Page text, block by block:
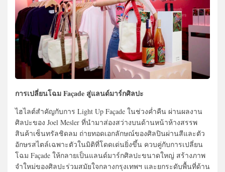
การเปลี่ยนโฉม Façade สู่แลนด์มาร์กศิลปะ
ไฮไลต์สำคัญกับการ Light Up Façade ในช่วงค่ำคืน ผ่านผลงาน
ศิลปะของ Joel Mesler ที่นำมาส่องสว่างบนด้านหน้าห้างสรรพ
สินค้าเซ็นทรัลชิดลม ถ่ายทอดเอกลักษณ์ของศิลปินผ่านสีและตัว
อักษรสไตล์เฉพาะตัวในมิติที่โดดเด่นยิ่งขึ้น ควบคู่กับการเปลี่ยน
โฉม Façade ให้กลายเป็นแลนด์มาร์กศิลปะขนาดใหญ่ สร้างภาพ
จำใหม่ของศิลปะร่วมสมัยใจกลางกรุงเทพฯ และยกระดับพื้นที่ด้าน